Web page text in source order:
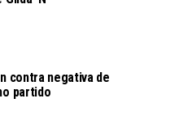
contra negativa de
partido